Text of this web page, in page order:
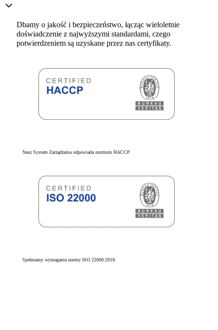
Dbamy o jakość i bezpieczeństwo, łącząc wieloletnie
doświadczenie z najwyższymi standardami, czego
potwierdzeniem są uzyskane przez nas certyfikaty.
Nasz System Zarządzania odpowiada normom HACCP.
Spełniamy wymagania normy ISO 22000:2018.